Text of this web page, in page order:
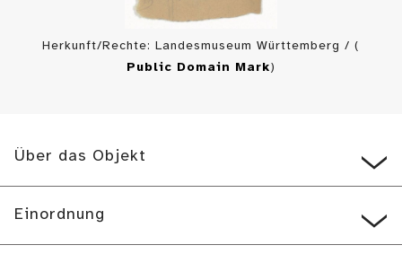
Herkunft/Rechte: Landesmuseum Württemberg / (
Public Domain Mark)
Über das Objekt
Einordnung